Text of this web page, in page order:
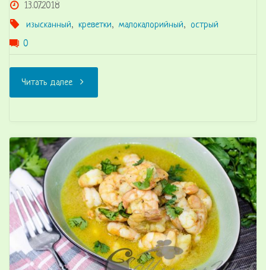
13.07.2018
изысканный, креветки, малокалорийный, острый
0
Читать далее"Суп
креветками
по-
средиземноморски"